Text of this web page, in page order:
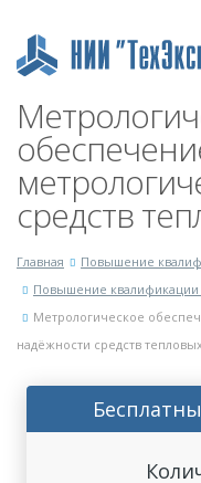
средств
Главная
Повышение
Повышение квалификации
Метрологическое
надёжности средств